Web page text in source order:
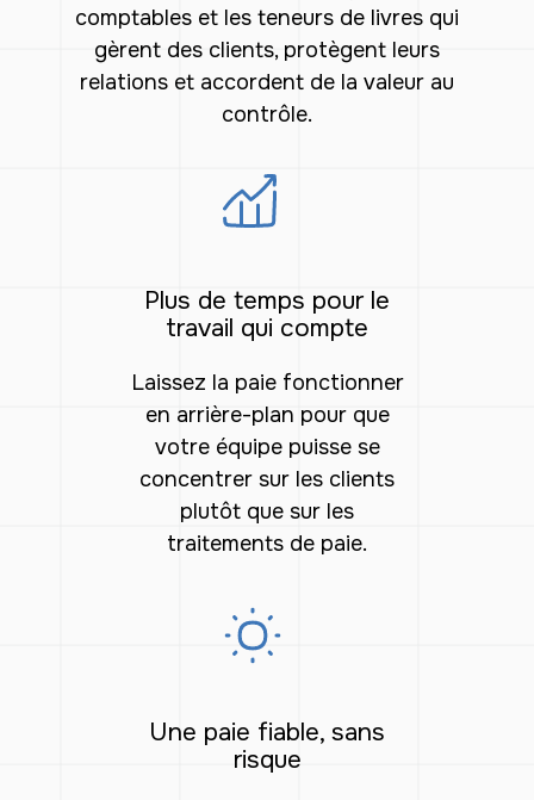
comptables et les teneurs de livres qui
gèrent des clients, protègent leurs
relations et accordent de la valeur au
contrôle.
Plus de temps pour le
travail qui compte
Laissez la paie fonctionner
en arrière-plan pour que
votre équipe puisse se
concentrer sur les clients
plutôt que sur les
traitements de paie.
Une paie fiable, sans
risque